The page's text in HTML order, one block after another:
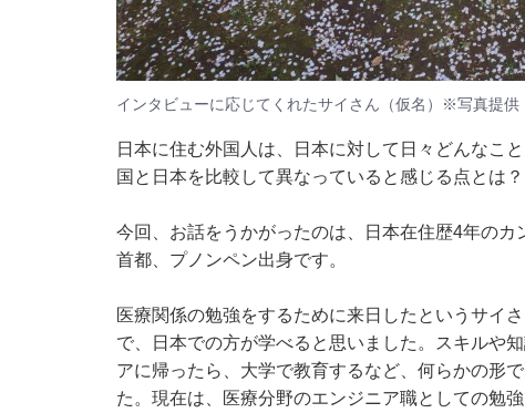
インタビューに応じてくれたサイさん（仮名）※写真提供
日本に住む外国人は、日本に対して日々どんなこ
国と日本を比較して異なっていると感じる点とは？
今回、お話をうかがったのは、日本在住歴4年の
首都、プノンペン出身です。
医療関係の勉強をするために来日したというサイ
で、日本での方が学べると思いました。スキルや
アに帰ったら、大学で教育するなど、何らかの形
た。現在は、医療分野のエンジニア職としての勉